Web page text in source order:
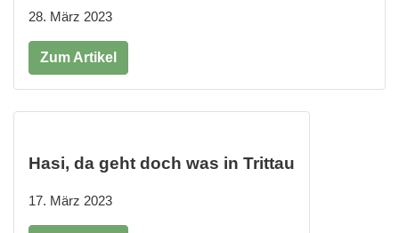
28. März 2023
Zum Artikel
Hasi, da geht doch was in Trittau
17. März 2023